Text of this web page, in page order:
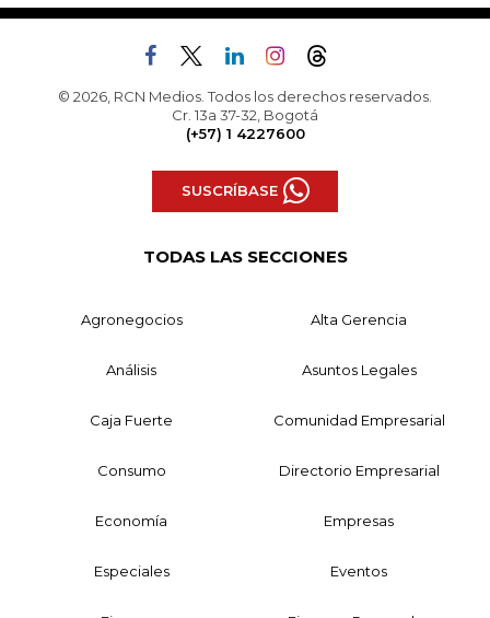
© 2026, RCN Medios. Todos los derechos reservados.
Cr. 13a 37-32, Bogotá
(+57) 1 4227600
SUSCRÍBASE
TODAS LAS SECCIONES
Agronegocios Alta Gerencia
Análisis Asuntos Legales
Caja Fuerte Comunidad Empresarial
Consumo Directorio Empresarial
Economía Empresas
Especiales Eventos